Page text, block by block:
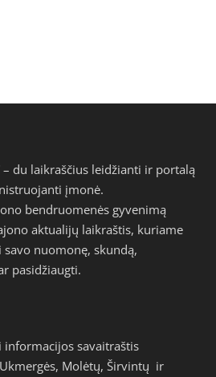
– du laikraščius leidžianti ir portalą
įmonė.
bendruomenės gyvenimą
aktualijų laikraštis, kuriame
nuomonę, skundą,
pasidžiaugti.
savaitraštis
Molėtų, Širvintų ir